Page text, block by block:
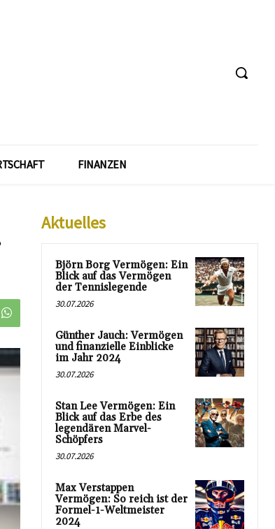
FINANZEN
Aktuelles
Björn Borg Vermögen: Ein
Blick auf das Vermögen
der Tennislegende
30.07.2026
Günther Jauch: Vermögen
und finanzielle Einblicke
im Jahr 2024
30.07.2026
Stan Lee Vermögen: Ein
Blick auf das Erbe des
legendären Marvel-
Schöpfers
30.07.2026
Max Verstappen
Vermögen: So reich ist der
Formel-1-Weltmeister
2024